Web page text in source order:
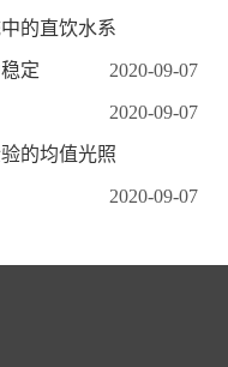
的直饮水系
2020-09-07
定
2020-09-07
的均值光照
2020-09-07